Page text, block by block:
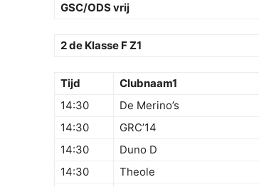
GSC/ODS vrij
2 de Klasse F Z1
Tijd Clubnaam1
14:30
De Merino’s
14:30
GRC’14
14:30
Duno D
14:30
Theole